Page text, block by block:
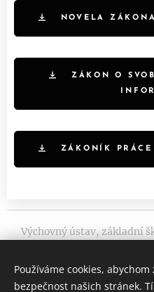
NOVELA
ZÁKON O
ZÁKONÍK PRÁCE
Výchovný ústav, základní
Divadelní 12,
Tel.:
Používáme cookies,
bezpečnost našich stránek.